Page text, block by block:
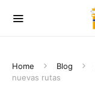
Home Blog
nuevas rutas